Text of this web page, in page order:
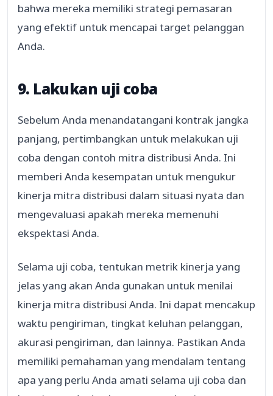
bahwa mereka memiliki strategi pemasaran
yang efektif untuk mencapai target pelanggan
Anda.
9. Lakukan uji coba
Sebelum Anda menandatangani kontrak jangka
panjang, pertimbangkan untuk melakukan uji
coba dengan contoh mitra distribusi Anda. Ini
memberi Anda kesempatan untuk mengukur
kinerja mitra distribusi dalam situasi nyata dan
mengevaluasi apakah mereka memenuhi
ekspektasi Anda.
Selama uji coba, tentukan metrik kinerja yang
jelas yang akan Anda gunakan untuk menilai
kinerja mitra distribusi Anda. Ini dapat mencakup
waktu pengiriman, tingkat keluhan pelanggan,
akurasi pengiriman, dan lainnya. Pastikan Anda
memiliki pemahaman yang mendalam tentang
apa yang perlu Anda amati selama uji coba dan